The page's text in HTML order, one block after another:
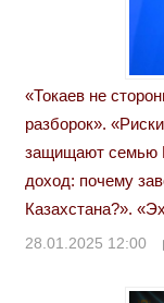
«Токаев не
разборок».
защищают семью
доход: почему
Казахстана?».
28.01.2025 12:00